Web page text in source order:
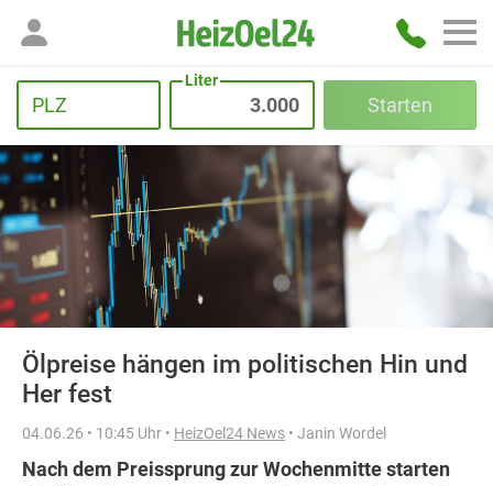
PLZ
Liter
Starten
Ölpreise hängen im politischen Hin und
Her fest
04.06.26 • 10:45 Uhr • HeizOel24 News • Janin Wordel
Nach dem Preissprung zur Wochenmitte starten